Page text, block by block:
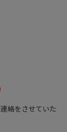
絡をさせていた